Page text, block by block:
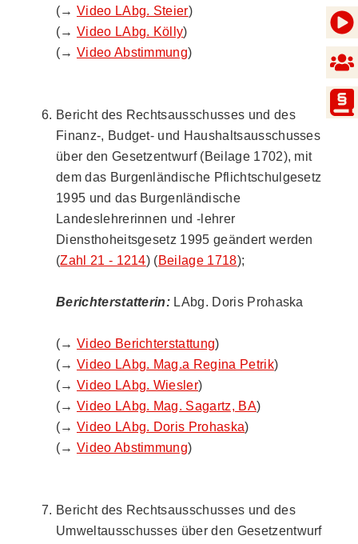
(→ Video LAbg. Steier)
(→ Video LAbg. Kölly)
(→ Video Abstimmung)
Bericht des Rechtsausschusses und des
Finanz-, Budget- und Haushaltsausschusses
über den Gesetzentwurf (Beilage 1702), mit
dem das Burgenländische Pflichtschulgesetz
1995 und das Burgenländische
Landeslehrerinnen und -lehrer
Diensthoheitsgesetz 1995 geändert werden
(Zahl 21 - 1214) (Beilage 1718);
Berichterstatterin: LAbg. Doris Prohaska
(→ Video Berichterstattung)
(→ Video LAbg. Mag.a Regina Petrik)
(→ Video LAbg. Wiesler)
(→ Video LAbg. Mag. Sagartz, BA)
(→ Video LAbg. Doris Prohaska)
(→ Video Abstimmung)
Bericht des Rechtsausschusses und des
Umweltausschusses über den Gesetzentwurf